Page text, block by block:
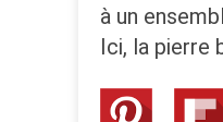
à un
Ici, la pierre